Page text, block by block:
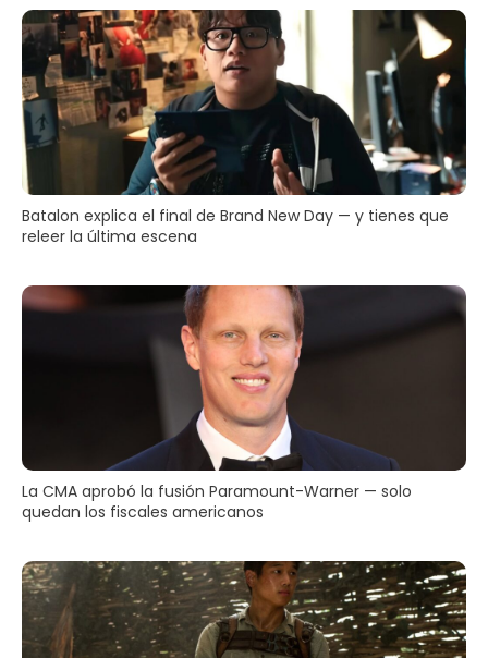
Batalon explica el final de Brand New Day — y tienes que
releer la última escena
La CMA aprobó la fusión Paramount-Warner — solo
quedan los fiscales americanos